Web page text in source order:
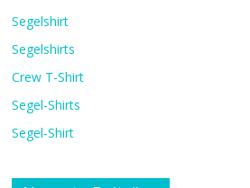
Segelshirt
Segelshirts
Crew T-Shirt
Segel-Shirts
Segel-Shirt